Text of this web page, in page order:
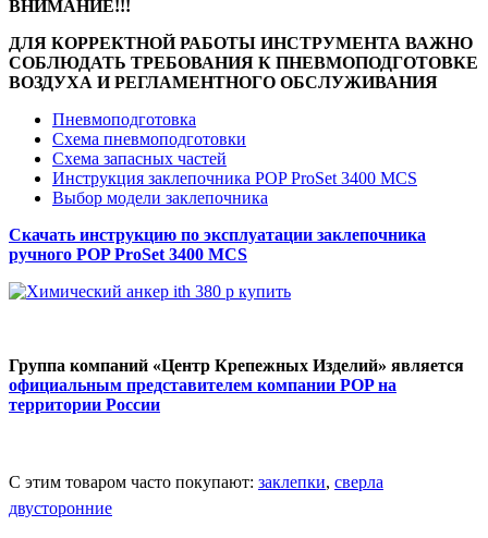
ВНИМАНИЕ!!!
ДЛЯ КОРРЕКТНОЙ РАБОТЫ ИНСТРУМЕНТА ВАЖНО
СОБЛЮДАТЬ ТРЕБОВАНИЯ К ПНЕВМОПОДГОТОВКЕ
ВОЗДУХА И РЕГЛАМЕНТНОГО ОБСЛУЖИВАНИЯ
Пневмоподготовка
Схема пневмоподготовки
Схема запасных частей
Инструкция заклепочника POP ProSet 3400 MCS
Выбор модели заклепочника
Скачать инструкцию по эксплуатации заклепочника
ручного POP ProSet 3400 MCS
Группа компаний «Центр Крепежных Изделий» является
официальным представителем компании POP на
территории России
С этим товаром часто покупают: заклепки, сверла
двусторонние